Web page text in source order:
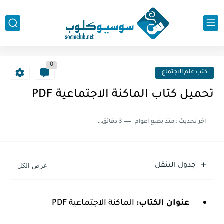
كتب علم الاجتماع
0
تحميل كتاب الماكنة الاجتماعية PDF
اخر تحديث :منذ بضع اعوام 3 دقائق للقراءة
جدول التنقل
عنوان الكتاب: الماكنة الاجتماعية PDF